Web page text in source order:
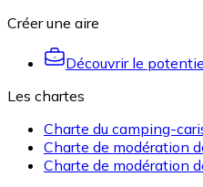
Créer une aire
Découvrir le
Les chartes
Charte du camping-
Charte de modération
Charte de modération